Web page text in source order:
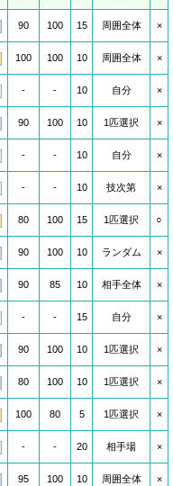
90 100 15 周囲全体 ×
100 100 10 周囲全体 ×
- - 10 自分 ×
90 100 10 1匹選択 ×
- - 10 自分 ×
- - 10 技次第 ×
80 100 15 1匹選択 ○
90 100 10 ランダム ×
90 85 10 相手全体 ×
- - 15 自分 ×
90 100 10 1匹選択 ×
80 100 10 1匹選択 ×
100 80 5 1匹選択 ×
- - 20 相手場 ×
95 100 10 周囲全体 ×